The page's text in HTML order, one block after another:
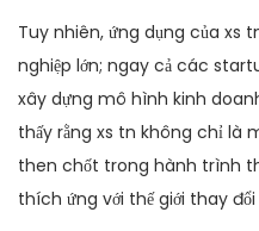
Tuy nhiên, ứng dụng của xs
nghiệp lớn; ngay cả các
xây dựng mô hình kinh
thấy rằng xs tn không chỉ là
then chốt trong hành trình
thích ứng với thế giới thay